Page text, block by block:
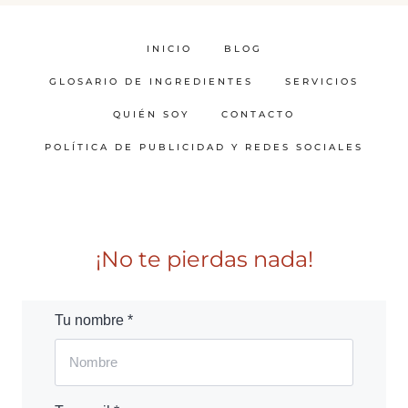
INICIO BLOG
GLOSARIO DE INGREDIENTES SERVICIOS
QUIÉN SOY CONTACTO
POLÍTICA DE PUBLICIDAD Y REDES SOCIALES
¡No te pierdas nada!
Tu nombre *